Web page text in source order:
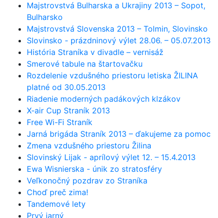
Majstrovstvá Bulharska a Ukrajiny 2013 – Sopot,
Bulharsko
Majstrovstvá Slovenska 2013 – Tolmin, Slovinsko
Slovinsko - prázdninový výlet 28.06. – 05.07.2013
História Straníka v divadle – vernisáž
Smerové tabule na štartovačku
Rozdelenie vzdušného priestoru letiska ŽILINA
platné od 30.05.2013
Riadenie moderných padákových klzákov
X-air Cup Straník 2013
Free Wi-Fi Straník
Jarná brigáda Straník 2013 – ďakujeme za pomoc
Zmena vzdušného priestoru Žilina
Slovinský Lijak - aprílový výlet 12. – 15.4.2013
Ewa Wisnierska - únik zo stratosféry
Veľkonočný pozdrav zo Straníka
Choď preč zima!
Tandemové lety
Prvý jarný